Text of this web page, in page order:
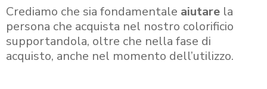
Crediamo che sia fondamentale aiutare la
persona che acquista nel nostro colorificio
supportandola, oltre che nella fase di
acquisto, anche nel momento dell’utilizzo.